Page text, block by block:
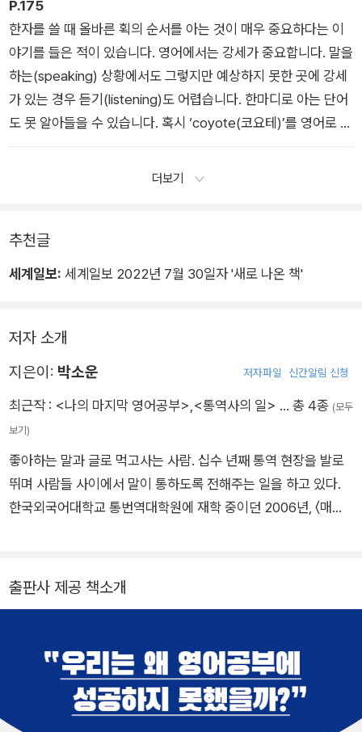
P.175
한자를 쓸 때 올바른 획의 순서를 아는 것이 매우 중요하다는 이
야기를 들은 적이 있습니다. 영어에서는 강세가 중요합니다. 말을
하는(speaking) 상황에서도 그렇지만 예상하지 못한 곳에 강세
가 있는 경우 듣기(listening)도 어렵습니다. 한마디로 아는 단어
도 못 알아들을 수 있습니다. 혹시 ‘coyote(코요테)’를 영어로 어
떻게 발음하는지 아시나요? 한번 꼭 확인해보세요. 한글 ‘코요
테’와는 큰 차이가 있습니다.
더보기
추천글
세계일보: 세계일보 2022년 7월 30일자 '새로 나온 책'
저자 소개
지은이: 박소운 저자파일 신간알림 신청
최근작 : <나의 마지막 영어공부> <통역사의 일> … 총 4종 (모두
보기)
좋아하는 말과 글로 먹고사는 사람. 십수 년째 통역 현장을 발로
뛰며 사람들 사이에서 말이 통하도록 전해주는 일을 하고 있다.
한국외국어대학교 통번역대학원에 재학 중이던 2006년, 〈매일
삼성전자 등의 통번역 업무를 해왔다. 통역사로 꾸준히 활동하며
영어를 완전 정복할 수 없어 구슬픈 ‘어쩌다 통역사’다. 오랜 시간
‘영어공부의 왕도’를 찾기 위해 고군분투하고 있다. 이 책은 그러
한 노력의 발자취이기도 하다.
출판사 제공 책소개